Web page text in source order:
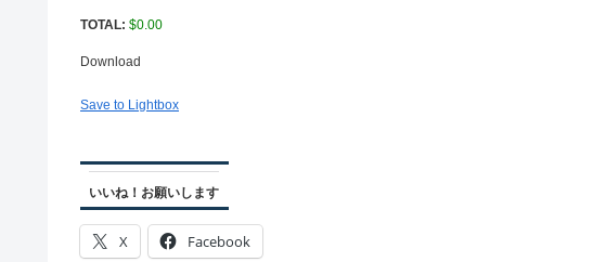
TOTAL: $0.00
Download
Save to Lightbox
いいね！お願いします
X Facebook